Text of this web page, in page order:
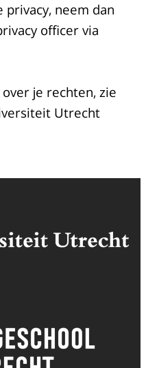
privacy, neem dan
officer via
je rechten, zie
Utrecht